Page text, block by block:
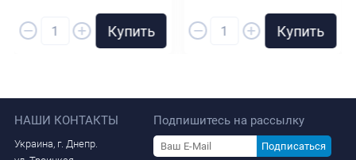
– + Купить – + Купить
НАШИ КОНТАКТЫ
Украина, г. Днепр.
Подпишитесь на рассылку
Подписаться